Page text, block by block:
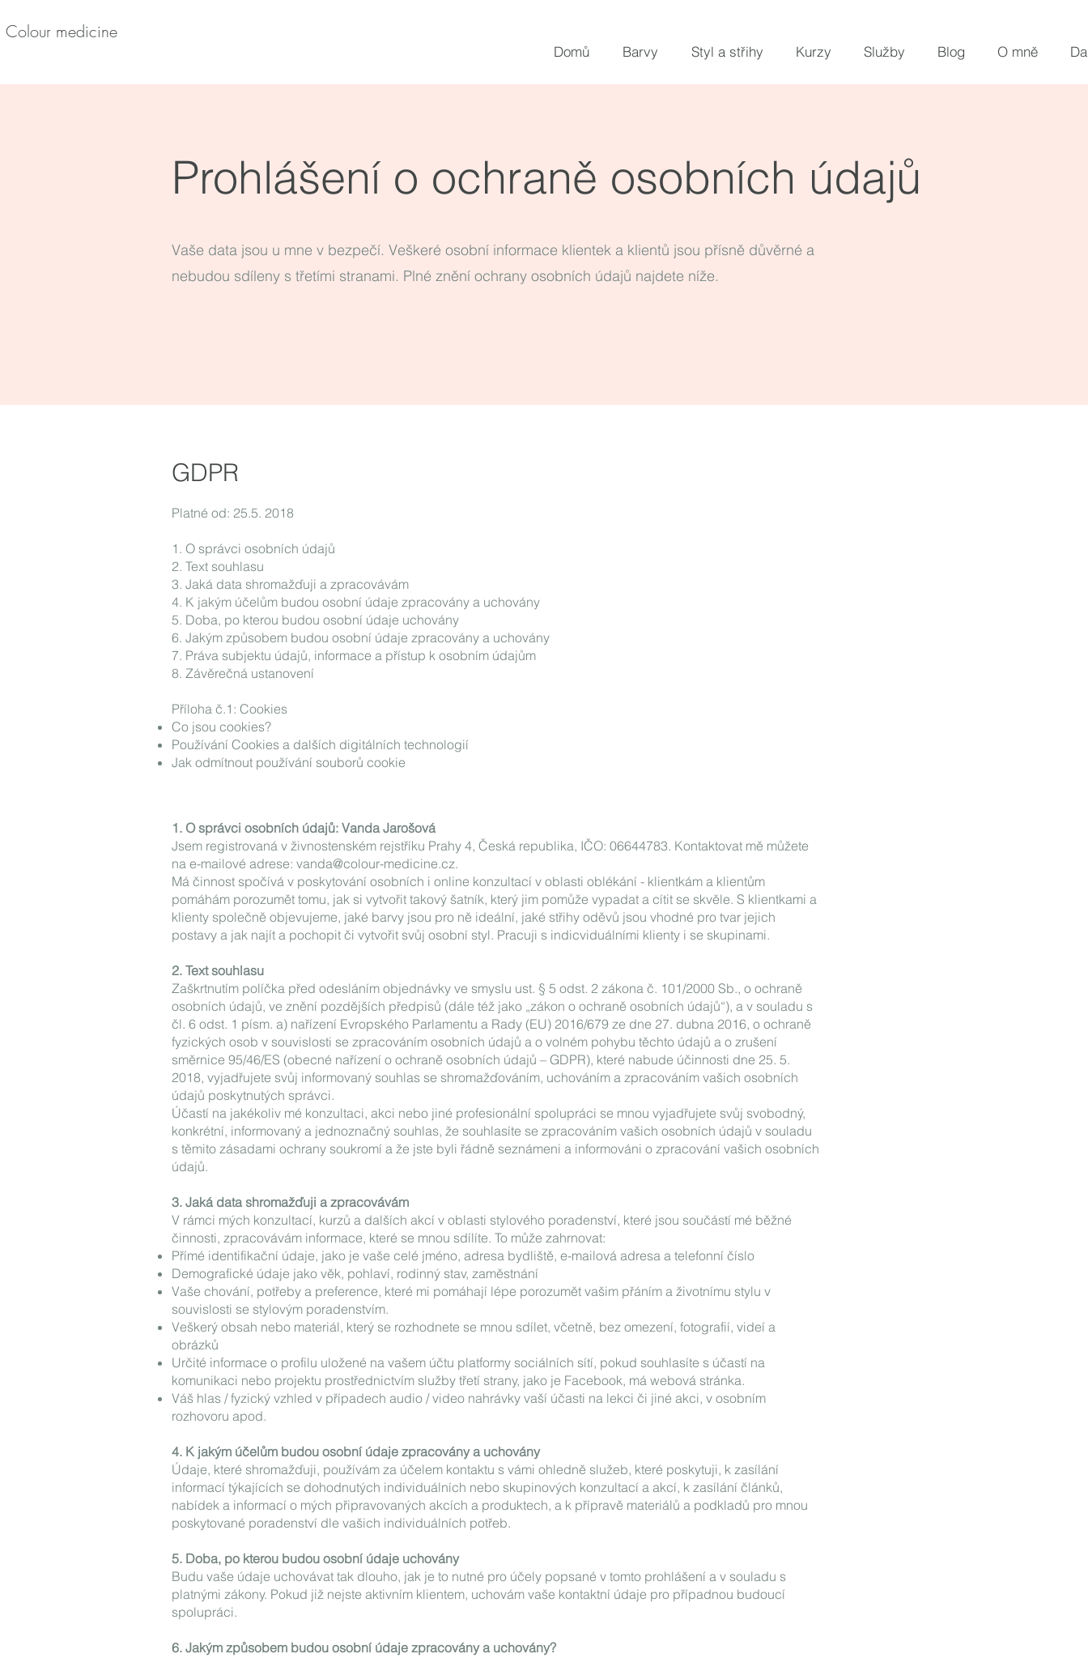
Domů Barvy Styl a střihy Kurzy Služby Blog O mně
Prohlášení o ochraně osobních údajů
Vaše data jsou u mne v bezpečí. Veškeré osobní informace klientek a klientů jsou přísně důvěrné a
nebudou sdíleny s třetími stranami. Plné znění ochrany osobních údajů najdete níže.
GDPR
Platné od: 25.5. 2018
1. O správci osobních údajů
2. Text souhlasu
3. Jaká data shromažďuji a zpracovávám
4. K jakým účelům budou osobní údaje zpracovány a uchovány
5. Doba, po kterou budou osobní údaje uchovány
6. Jakým způsobem budou osobní údaje zpracovány a uchovány
7. Práva subjektu údajů, informace a přístup k osobním údajům
8. Závěrečná ustanovení
Příloha č.1: Cookies
Co jsou cookies?
Používání Cookies a dalších digitálních technologií
Jak odmítnout používání souborů cookie
1. O správci osobních údajů: Vanda Jarošová
Jsem registrovaná v živnostenském rejstříku Prahy 4, Česká republika, IČO: 06644783. Kontaktovat mě můžete
na e-mailové adrese: vanda@colour-medicine.cz.
Má činnost spočívá v poskytování osobních i online konzultací v oblasti oblékání - klientkám a klientům
pomáhám porozumět tomu, jak si vytvořit takový šatník, který jim pomůže vypadat a cítit se skvěle. S klientkami a
klienty společně objevujeme, jaké barvy jsou pro ně ideální, jaké střihy oděvů jsou vhodné pro tvar jejich
postavy a jak najít a pochopit či vytvořit svůj osobní styl. Pracuji s indicviduálními klienty i se skupinami.
2. Text souhlasu
Zaškrtnutím políčka před odesláním objednávky ve smyslu ust. § 5 odst. 2 zákona č. 101/2000 Sb., o ochraně
osobních údajů, ve znění pozdějších předpisů (dále též jako „zákon o ochraně osobních údajů“), a v souladu s
čl. 6 odst. 1 písm. a) nařízení Evropského Parlamentu a Rady (EU) 2016/679 ze dne 27. dubna 2016, o ochraně
fyzických osob v souvislosti se zpracováním osobních údajů a o volném pohybu těchto údajů a o zrušení
směrnice 95/46/ES (obecné nařízení o ochraně osobních údajů – GDPR), které nabude účinnosti dne 25. 5.
2018, vyjadřujete svůj informovaný souhlas se shromažďováním, uchováním a zpracováním vašich osobních
údajů poskytnutých správci.
Účastí na jakékoliv mé konzultaci, akci nebo jiné profesionální spolupráci se mnou vyjadřujete svůj svobodný,
konkrétní, informovaný a jednoznačný souhlas, že souhlasíte se zpracováním vašich osobních údajů v souladu
s těmito zásadami ochrany soukromí a že jste byli řádně seznámeni a informováni o zpracování vašich osobních
údajů.
3. Jaká data shromažďuji a zpracovávám
V rámci mých konzultací, kurzů a dalších akcí v oblasti stylového poradenství, které jsou součástí mé běžné
činnosti, zpracovávám informace, které se mnou sdílíte. To může zahrnovat:
Přímé identifikační údaje, jako je vaše celé jméno, adresa bydliště, e-mailová adresa a telefonní číslo
Demografické údaje jako věk, pohlaví, rodinný stav, zaměstnání
Vaše chování, potřeby a preference, které mi pomáhají lépe porozumět vašim přáním a životnímu stylu v
souvislosti se stylovým poradenstvím.
Veškerý obsah nebo materiál, který se rozhodnete se mnou sdílet, včetně, bez omezení, fotografií, videí a
obrázků
Určité informace o profilu uložené na vašem účtu platformy sociálních sítí, pokud souhlasíte s účastí na
komunikaci nebo projektu prostřednictvím služby třetí strany, jako je Facebook, má webová stránka.
Váš hlas / fyzický vzhled v případech audio / video nahrávky vaší účasti na lekci či jiné akci, v osobním
rozhovoru apod.
4. K jakým účelům budou osobní údaje zpracovány a uchovány
Údaje, které shromažďuji, používám za účelem kontaktu s vámi ohledně služeb, které poskytuji, k zasílání
informací týkajících se dohodnutých individuálních nebo skupinových konzultací a akcí, k zasílání článků,
nabídek a informací o mých připravovaných akcích a produktech, a k přípravě materiálů a podkladů pro mnou
poskytované poradenství dle vašich individuálních potřeb.
5. Doba, po kterou budou osobní údaje uchovány
Budu vaše údaje uchovávat tak dlouho, jak je to nutné pro účely popsané v tomto prohlášení a v souladu s
platnými zákony. Pokud již nejste aktivním klientem, uchovám vaše kontaktní údaje pro případnou budoucí
spolupráci.
6. Jakým způsobem budou osobní údaje zpracovány a uchovány?
Colour medicine